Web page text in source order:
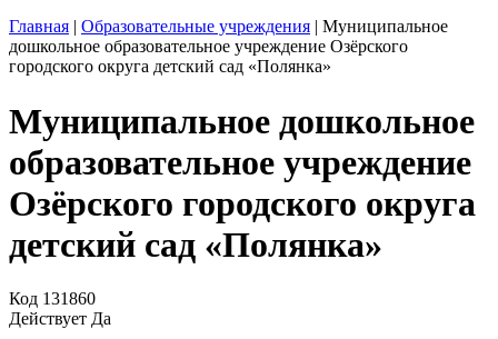
Главная | Образовательные учреждения | Муниципальное
дошкольное образовательное учреждение Озёрского
городского округа детский сад «Полянка»
Муниципальное дошкольное
образовательное учреждение
Озёрского городского округа
детский сад «Полянка»
Код 131860
Действует Да